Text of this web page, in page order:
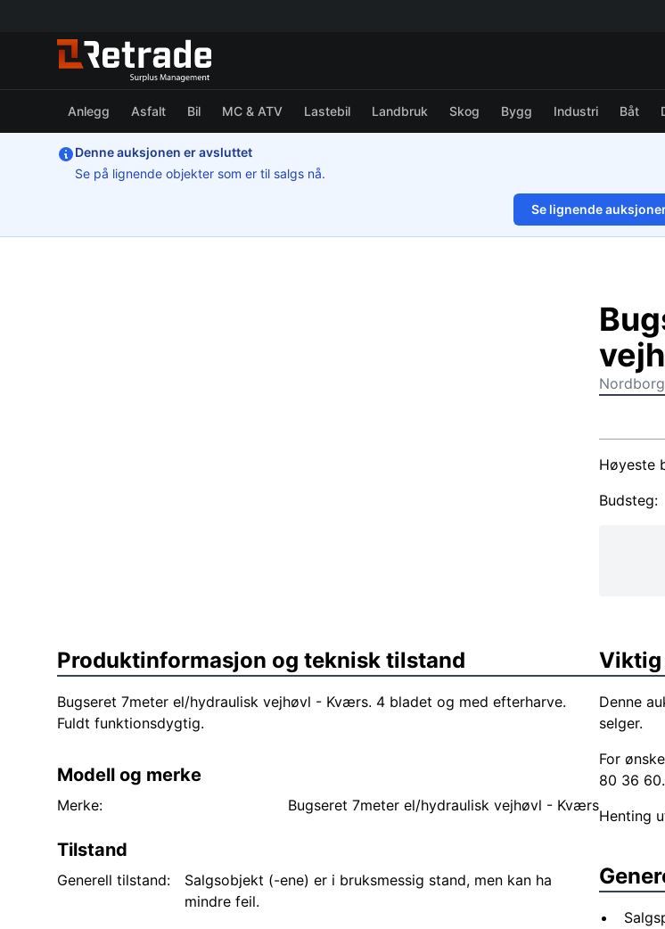
Anlegg Asfalt Bil MC & ATV Lastebil Landbruk Skog Bygg Industri Båt
Denne auksjonen er avsluttet
Se på lignende objekter som er til salgs nå.
Se lignende
1/20
Høyeste
Budsteg:
Produktinformasjon og teknisk tilstand
Bugseret 7meter el/hydraulisk vejhøvl - Kværs. 4 bladet og med efterharve.
Fuldt funktionsdygtig.
Modell og merke
Merke: Bugseret 7meter el/hydraulisk vejhøvl - Kværs
Tilstand
Generell tilstand:
Salgsobjekt (-ene) er i bruksmessig stand, men kan ha
mindre feil.
Viktig
Denne
selger.
For
80 36
Henting